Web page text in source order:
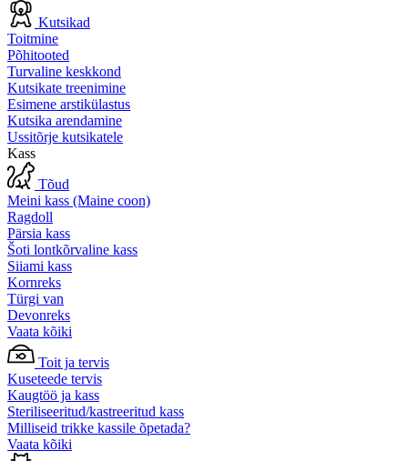
Kutsikad
Toitmine
Põhitooted
Turvaline keskkond
Kutsikate treenimine
Esimene arstikülastus
Kutsika arendamine
Ussitõrje kutsikatele
Kass
Tõud
Meini kass (Maine coon)
Ragdoll
Pärsia kass
Šoti lontkõrvaline kass
Siiami kass
Kornreks
Türgi van
Devonreks
Vaata kõiki
Toit ja tervis
Kuseteede tervis
Kaugtöö ja kass
Steriliseeritud/kastreeritud kass
Milliseid trikke kassile õpetada?
Vaata kõiki